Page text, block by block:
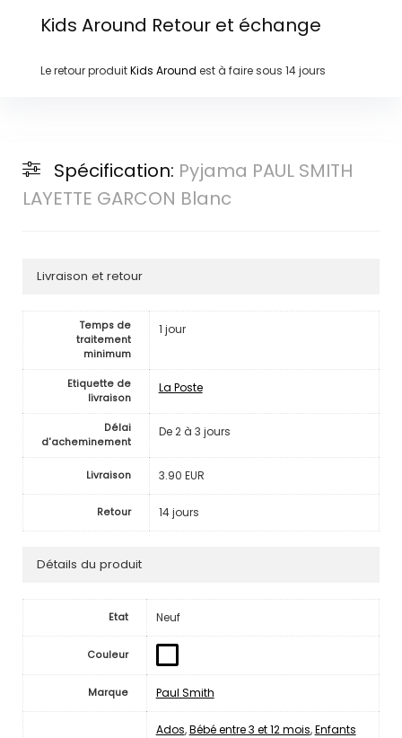
Kids Around Retour et échange
Le retour produitKids Around est à faire sous 14 jours
Spécification: Pyjama PAUL SMITH
LAYETTE GARCON Blanc
Livraison et retour
Temps de
traitement
minimum
1 jour
Etiquette de
livraison
La Poste
Délai
d'acheminement
De 2 à 3 jours
Livraison 3.90 EUR
Retour 14 jours
Détails du produit
Etat Neuf
Couleur
Marque Paul Smith
Ados,Bébé entre 3 et 12 mois,Enfants